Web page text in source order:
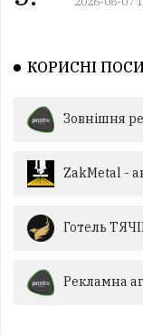
КОРИСНІ
Зовнішня
ZakMetal -
Готель
Рекламна